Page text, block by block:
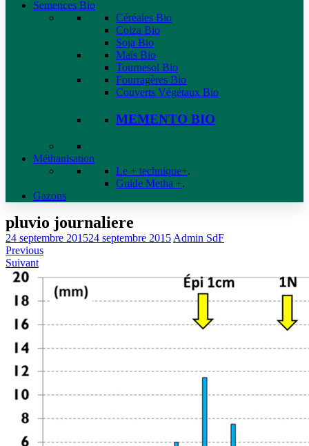
Semences Bio
Céréales Bio
Colza Bio
Soja Bio
Maïs Bio
Tournesol Bio
Fourragères Bio
Couverts Végétaux Bio
MEMENTO BIO
Méthanisation
Le + technique+.
Guide Metha +.
Gazons
pluvio journaliere
24 septembre 201524 septembre 2015 Admin SdF
Previous
Suivant